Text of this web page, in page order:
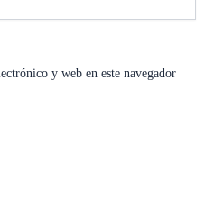
y web en este navegador